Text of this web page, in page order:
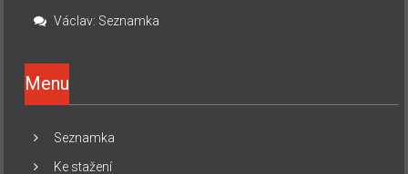
Václav: Seznamka
Menu
Seznamka
Ke stažení